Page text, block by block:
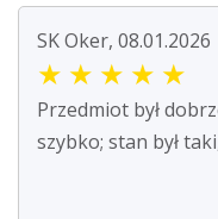
SK Oker, 08.01.2026
★ ★ ★ ★ ★
Przedmiot był
szybko; stan był